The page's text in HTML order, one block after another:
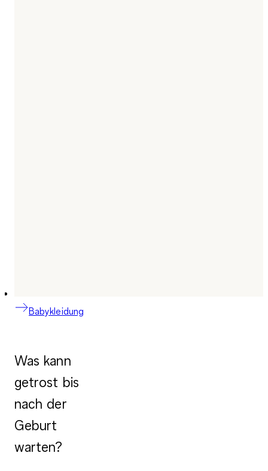
Babykleidung
Was kann
getrost bis
nach der
Geburt
warten?